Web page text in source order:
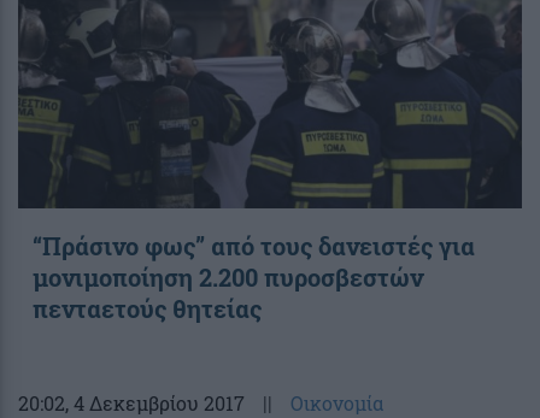
“Πράσινο φως” από τους δανειστές για
μονιμοποίηση 2.200 πυροσβεστών
πενταετούς θητείας
20:02, 4 Δεκεμβρίου 2017 || Οικονομία